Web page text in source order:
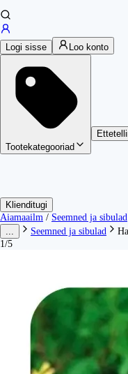
Logi sisse Loo konto
Tootekategooriad
Klienditugi
Aiamaailm / Seemned ja sibulad
Seemned ja sibulad
1/5